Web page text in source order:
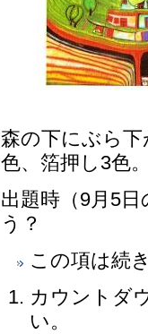
森の下にぶら
色、箔押し3色
出題時（9月5
う？
この項は続
カウントダ
い。